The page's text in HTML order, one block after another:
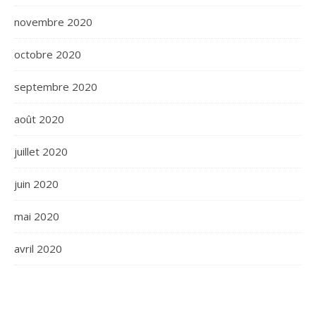
novembre 2020
octobre 2020
septembre 2020
août 2020
juillet 2020
juin 2020
mai 2020
avril 2020